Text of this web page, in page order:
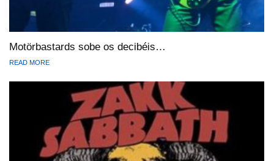
Motörbastards sobe os decibéis…
READ MORE